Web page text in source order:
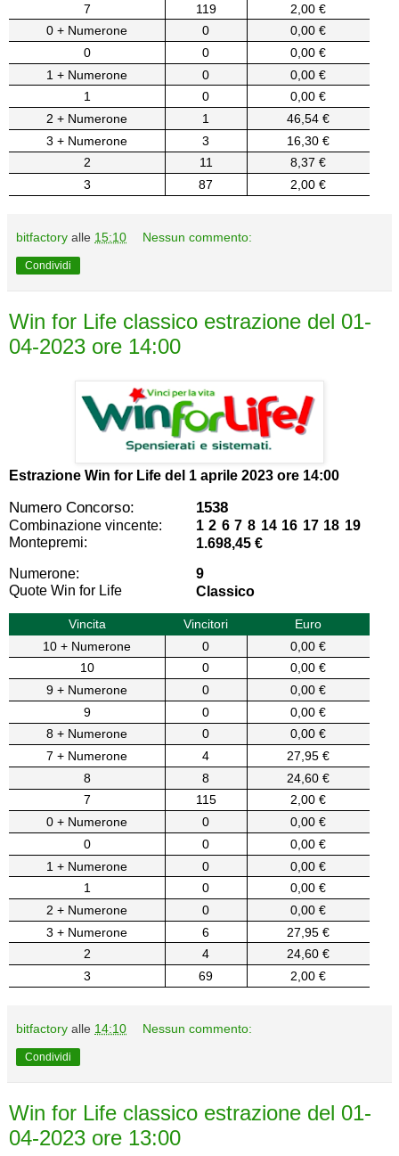
7
119
2,00 €
0 + Numerone
0
0,00 €
0
0
0,00 €
1 + Numerone
0
0,00 €
1
0
0,00 €
2 + Numerone
1
46,54 €
3 + Numerone
3
16,30 €
2
11
8,37 €
3
87 2,00 €
bitfactory alle 15:10 Nessun commento:
Condividi
Win for Life classico estrazione del 01-
04-2023 ore 14:00
Estrazione Win for Life del 1 aprile 2023 ore 14:00
Numero Concorso: 1538
Combinazione vincente:
1 2 6 7 8 14 16 17 18 19
Montepremi:
1.698,45 €
Numerone:
9
Quote Win for Life
Classico
Vincita Vincitori
Euro
10 + Numerone
0
0,00 €
10
0
0,00 €
9 + Numerone
0
0,00 €
9
0
0,00 €
8 + Numerone
0
0,00 €
7 + Numerone
4
27,95 €
8
8
24,60 €
7
115
2,00 €
0 + Numerone
0
0,00 €
0
0
0,00 €
1 + Numerone
0
0,00 €
1
0
0,00 €
2 + Numerone
0
0,00 €
3 + Numerone
6
27,95 €
2
4
24,60 €
3
69 2,00 €
bitfactory alle 14:10 Nessun commento:
Condividi
Win for Life classico estrazione del 01-
04-2023 ore 13:00